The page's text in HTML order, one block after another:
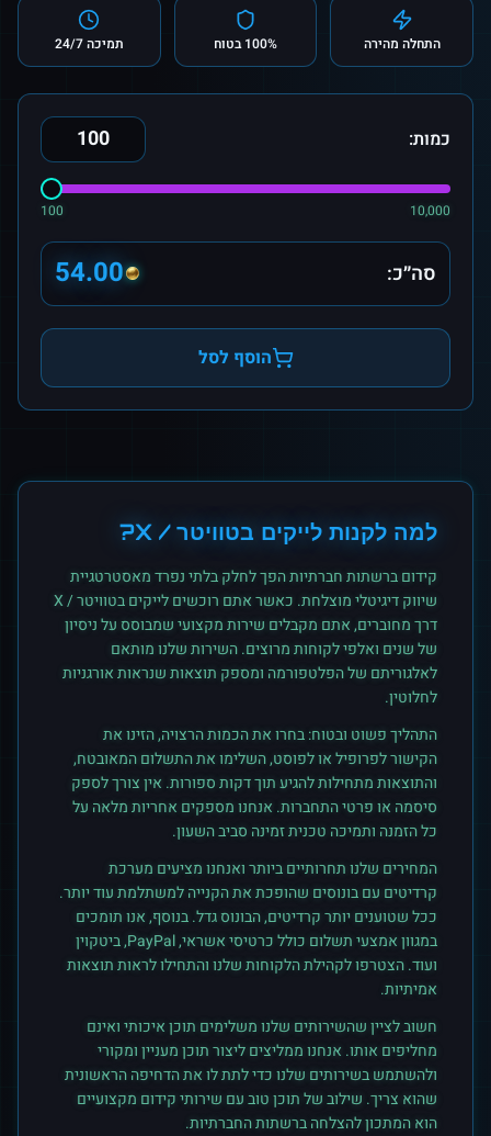
התחלה מהירה 100% בטוח תמיכה 24/7
כמות:
100 10,000
סה״כ: 54.00
הוסף לסל
למה לקנות לייקים בטוויטר / X ?
קידום ברשתות חברתיות הפך לחלק בלתי נפרד מאסטרטגיית
שיווק דיגיטלי מוצלחת. כאשר אתם רוכשיםלייקיםבטוויטר / X
דרך מחוברים, אתם מקבלים שירות מקצועי שמבוסס על ניסיון
של שנים ואלפי לקוחות מרוצים. השירות שלנו מותאם
לאלגוריתם של הפלטפורמה ומספק תוצאות שנראות אורגניות
לחלוטין.
התהליך פשוט ובטוח: בחרו את הכמות הרצויה, הזינו את
הקישור לפרופיל או לפוסט, השלימו את התשלום המאובטח,
והתוצאות מתחילות להגיע תוך דקות ספורות. אין צורך לספק
סיסמה או פרטי התחברות. אנחנו מספקים אחריות מלאה על
כל הזמנה ותמיכה טכנית זמינה סביב השעון.
המחירים שלנו תחרותיים ביותר ואנחנו מציעים מערכת
קרדיטים עם בונוסים שהופכת את הקנייה למשתלמת עוד יותר.
ככל שטוענים יותר קרדיטים, הבונוס גדל. בנוסף, אנו תומכים
במגוון אמצעי תשלום כולל כרטיסי אשראי, PayPal, ביטקוין
ועוד. הצטרפו לקהילת הלקוחות שלנו והתחילו לראות תוצאות
אמיתיות.
חשוב לציין שהשירותים שלנו משלימים תוכן איכותי ואינם
מחליפים אותו. אנחנו ממליצים ליצור תוכן מעניין ומקורי
ולהשתמש בשירותים שלנו כדי לתת לו את הדחיפה הראשונית
שהוא צריך. שילוב של תוכן טוב עם שירותי קידום מקצועיים
הוא המתכון להצלחה ברשתות החברתיות.